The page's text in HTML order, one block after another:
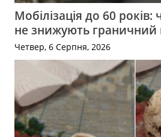
Мобілізація до 60 років:
не знижують граничний
Четвер, 6 Серпня, 2026